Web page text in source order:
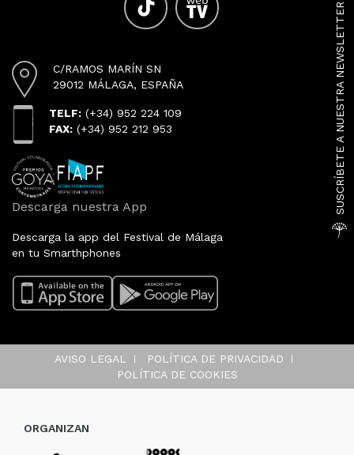
SUSCRÍBETE A NUESTRA NEWSLETTER
C/RAMOS MARÍN SN
29012 MÁLAGA, ESPAÑA
TELF: (+34) 952 224 109
FAX: (+34) 952 212 953
Descarga nuestra App
Descarga la app del Festival de Málaga
en tu Smarthphones
AVISO LEGAL
POLÍTICA DE PRIVACIDAD
POLÍTICA DE COOKIES
ORGANIZAN